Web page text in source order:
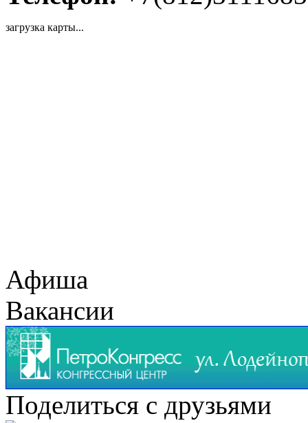
загрузка карты...
Афиша
Вакансии
Поделиться с друзьями